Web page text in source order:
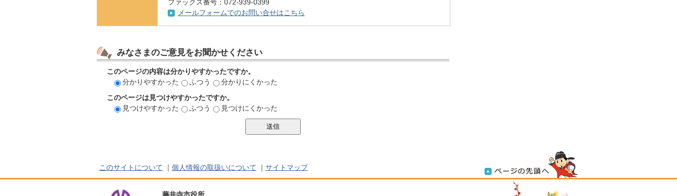
ファックス番号：072-939-0399
メールフォームでのお問い合せはこちら
みなさまのご意見をお聞かせください
このページの内容は分かりやすかったですか。
分かりやすかった
ふつう
分かりにくかった
このページは見つけやすかったですか。
見つけやすかった
ふつう 見つけにくかった
このサイトについて ｜ 個人情報の取扱いについて ｜ サイトマップ